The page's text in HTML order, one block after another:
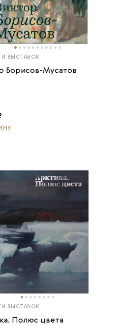
ВЫСТАВОК
Борисов-Мусатов
ВЫСТАВОК
Полюс цвета